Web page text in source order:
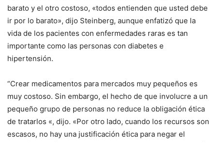
barato y el otro costoso, «todos entienden que usted debe
ir por lo barato», dijo Steinberg, aunque enfatizó que la
vida de los pacientes con enfermedades raras es tan
importante como las personas con diabetes e
hipertensión.
“Crear medicamentos para mercados muy pequeños es
muy costoso. Sin embargo, el hecho de que involucre a un
pequeño grupo de personas no reduce la obligación ética
de tratarlos «, dijo. «Por otro lado, cuando los recursos son
escasos, no hay una justificación ética para negar el